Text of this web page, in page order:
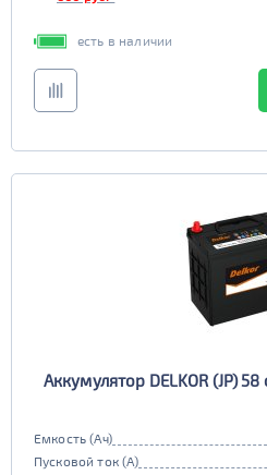
есть в наличии
Аккумулятор DELKOR (JP)
Емкость (Ач)
Пусковой ток (А)